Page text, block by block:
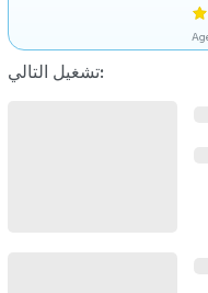
تشغيل التالي: